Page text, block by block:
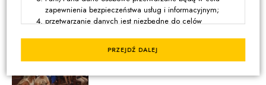
01:04 | 6 SIERPNIA 2026
koncert u św. Jana Ewangelisty
zapewnienia bezpieczeństwa usług i informacyjnym;
przetwarzanie danych jest niezbędne do celów
z wyjątkiem sytuacji, w których nadrzędny charakter wobec
wolności osoby, której dane dotyczą, wymagające ochrony
PRZEJDŹ DALEJ